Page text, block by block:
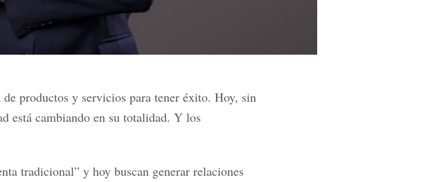
productos y servicios para tener éxito. Hoy, sin
está cambiando en su totalidad. Y los
tradicional” y hoy buscan generar relaciones